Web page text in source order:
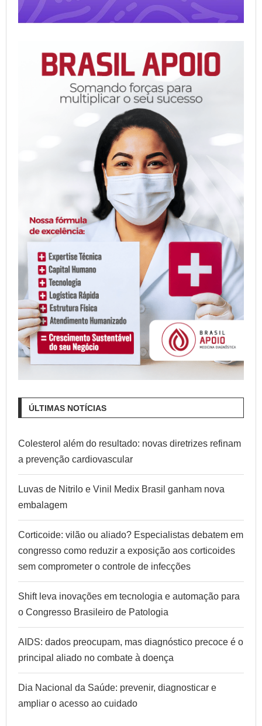
ÚLTIMAS NOTÍCIAS
Colesterol além do resultado: novas diretrizes refinam
a prevenção cardiovascular
Luvas de Nitrilo e Vinil Medix Brasil ganham nova
embalagem
Corticoide: vilão ou aliado? Especialistas debatem em
congresso como reduzir a exposição aos corticoides
sem comprometer o controle de infecções
Shift leva inovações em tecnologia e automação para
o Congresso Brasileiro de Patologia
AIDS: dados preocupam, mas diagnóstico precoce é o
principal aliado no combate à doença
Dia Nacional da Saúde: prevenir, diagnosticar e
ampliar o acesso ao cuidado